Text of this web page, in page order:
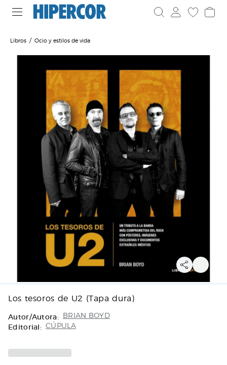
Libros Ocio y estilos de vida
Los tesoros de U2 (Tapa dura)
Autor/Autora: BRIAN BOYD
Editorial: CÚPULA